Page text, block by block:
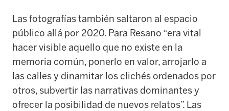
Las fotografías también saltaron al espacio
público allá por 2020. Para Resano “era vital
hacer visible aquello que no existe en la
memoria común, ponerlo en valor, arrojarlo a
las calles y dinamitar los clichés ordenados por
otros, subvertir las narrativas dominantes y
ofrecer la posibilidad de nuevos relatos”. Las